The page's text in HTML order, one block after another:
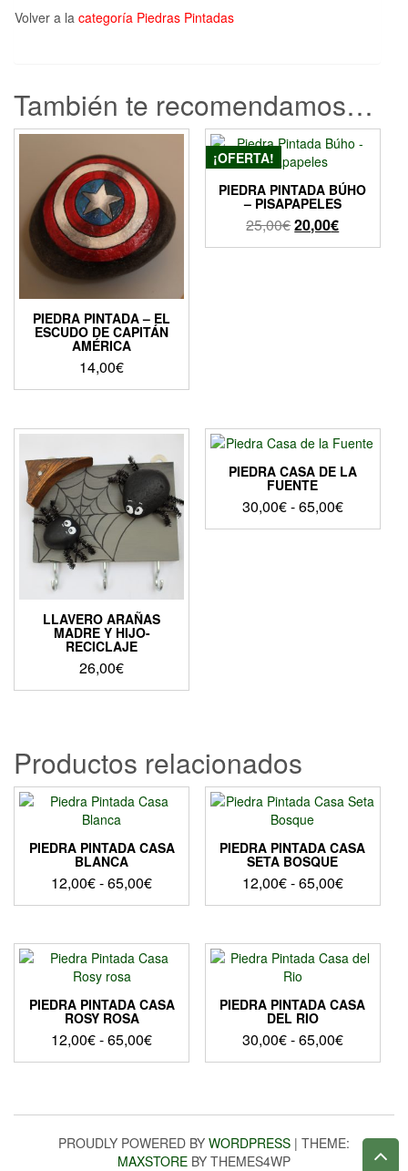
Volver a la categoría Piedras Pintadas
También te recomendamos…
PIEDRA PINTADA – EL
ESCUDO DE CAPITÁN
AMÉRICA
14,00€
¡OFERTA!
PIEDRA PINTADA BÚHO
– PISAPAPELES
25,00€El
precio
20,00€El
precio
LLAVERO ARAÑAS
MADRE Y HIJO-
RECICLAJE
26,00€
PIEDRA CASA DE LA
FUENTE
30,00€-65,00€Rango
de
Este
de
producto
Productos relacionados
PIEDRA PINTADA CASA
BLANCA
12,00€-65,00€Rango
de
desde
12,00€
65,00€
Este
tiene
múltiples
variantes.
Las
opciones
se
pueden
de
producto
PIEDRA PINTADA CASA
SETA BOSQUE
12,00€-65,00€Rango
de
desde
12,00€
65,00€
Este
tiene
múltiples
variantes.
Las
opciones
se
pueden
de
PIEDRA PINTADA CASA
ROSY ROSA
12,00€-65,00€Rango
de
12,00€
hasta
65,00€
Este
múltiples
variantes.
Las
PIEDRA PINTADA CASA
DEL RIO
30,00€-65,00€Rango
de
30,00€
hasta
65,00€
Este
múltiples
variantes.
Las
PROUDLY POWERED BY WORDPRESS | THEME:
MAXSTORE BY THEMES4WP